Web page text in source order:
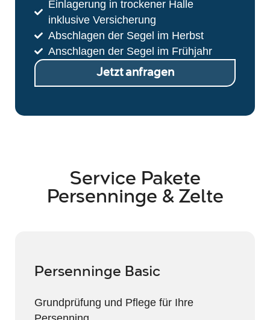
Einlagerung in trockener Halle
inklusive Versicherung
Abschlagen der Segel im Herbst
Anschlagen der Segel im Frühjahr
Jetzt anfragen
Service Pakete
Persenninge & Zelte
Persenninge Basic
Grundprüfung und Pflege für Ihre